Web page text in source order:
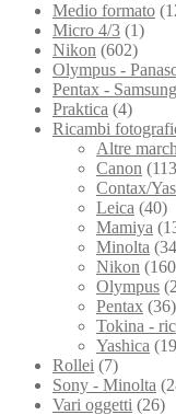
Medio formato
Micro 4/3 (1)
Nikon (602)
Olympus -
Pentax - Samsung
Praktica (4)
Ricambi
Altre
Canon
Contax/
Leica (40)
Mamiya
Minolta
Nikon
Olympus
Pentax (36)
Tokina -
Yashica
Rollei (7)
Sony - Minolta
Vari oggetti (26)